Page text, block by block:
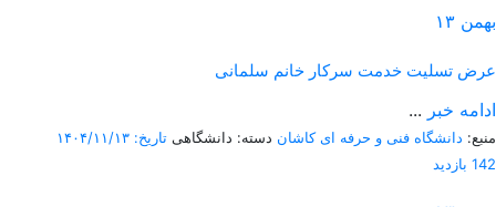
۱۳ بهمن
عرض تسلیت خدمت سرکار خانم سلمانی
... ادامه خبر
منبع: دانشگاه فنی و حرفه ای کاشان دسته: دانشگاهی تاریخ: ۱۴۰۴/۱۱/۱۳
142 بازدید